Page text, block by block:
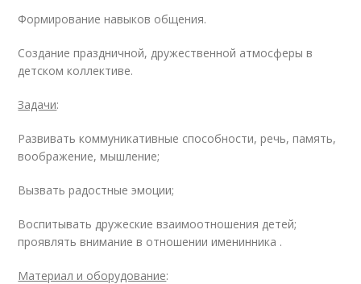
Формирование навыков общения.
Создание праздничной, дружественной атмосферы в
детском коллективе.
Задачи:
Развивать коммуникативные способности, речь, память,
воображение, мышление;
Вызвать радостные эмоции;
Воспитывать дружеские взаимоотношения детей;
проявлять внимание в отношении именинника .
Материал и оборудование: